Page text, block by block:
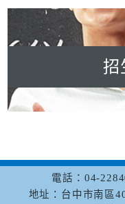
招
電話：04-
地址：台中市南區